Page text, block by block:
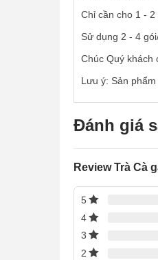
Chỉ cần cho 1 -
Sử dụng 2 - 4
Chúc Quý khách
Lưu ý: Sản
Đánh giá
Review Trà Cà
5
4
3
2